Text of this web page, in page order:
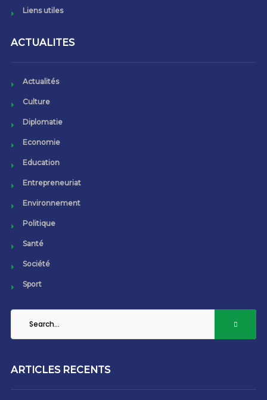
Liens utiles
ACTUALITES
Actualités
Culture
Diplomatie
Economie
Education
Entrepreneuriat
Environnement
Politique
Santé
Société
Sport
ARTICLES RECENTS